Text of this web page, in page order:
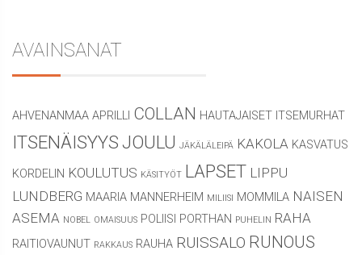
AVAINSANAT
AHVENANMAA APRILLI COLLAN HAUTAJAISET ITSEMURHAT
ITSENÄISYYS JOULU JÄKÄLÄLEIPÄ KAKOLA KASVATUS
KORDELIN KOULUTUS KÄSITYÖT LAPSET LIPPU
LUNDBERG MAARIA MANNERHEIM MILIISI MOMMILA NAISEN
ASEMA NOBEL OMAISUUS POLIISI PORTHAN PUHELIN RAHA
RAITIOVAUNUT RAKKAUS RAUHA RUISSALO RUNOUS